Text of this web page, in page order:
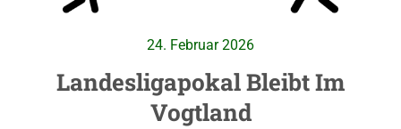
Spielbetrieb
24. Februar 2026
Landesligapokal Bleibt Im
Vogtland